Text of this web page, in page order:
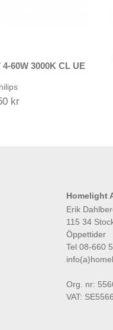
60W 3000K CL UE
kr
Homelight
Erik
115 34
Öppettider
Tel 08-660
Org. nr:
VAT: